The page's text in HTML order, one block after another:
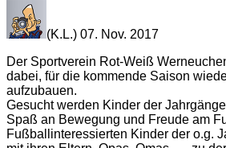
(K.L.) 07. Nov. 2017
Der Sportverein Rot-Weiß
dabei, für die kommende Saison
aufzubauen.
Gesucht werden Kinder der
Spaß an Bewegung und Freude am
Fußballinteressierten Kinder der o.g.